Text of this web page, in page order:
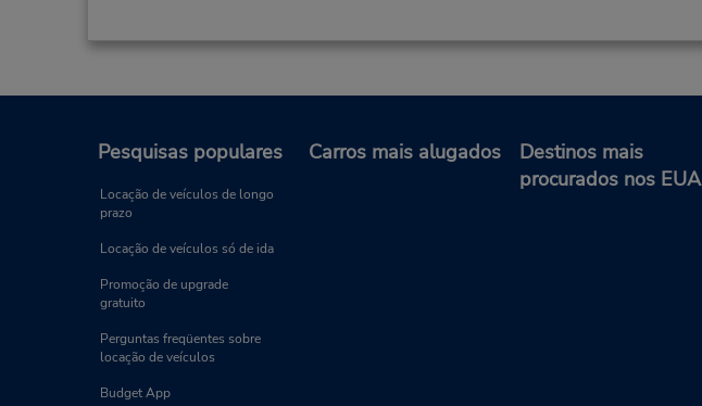
Pesquisas populares
Locação de veículos de longo
prazo
Locação de veículos só de ida
Promoção de upgrade
gratuito
Perguntas freqüentes sobre
locação de veículos
Budget App
Carros mais alugados
Destinos mais
procurados nos EUA